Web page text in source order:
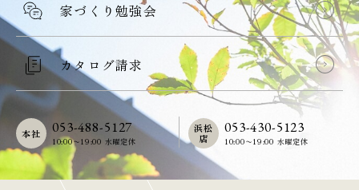
家づくり勉強会
カタログ請求
053-488-5127
10:00〜19:00 水曜定休
本社 053-430-5123
10:00〜19:00 水曜定休
浜松
店